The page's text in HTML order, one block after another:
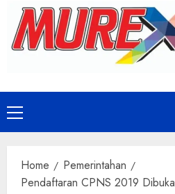
Primary
Menu
Home
Pemerintahan
Pendaftaran CPNS 2019 Dibuka